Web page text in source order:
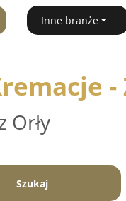
Inne branże
-
Orły
Szukaj